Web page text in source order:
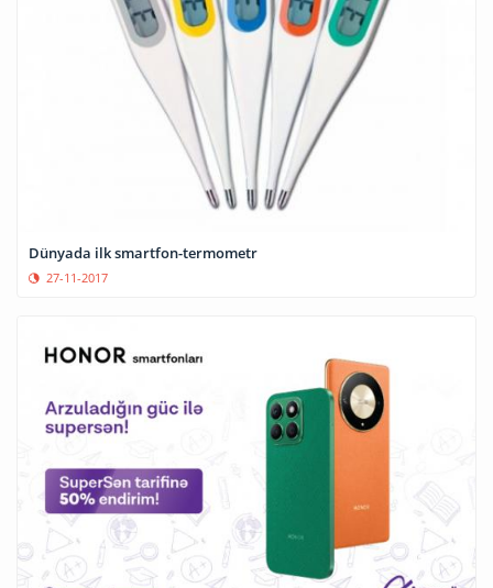
Dünyada ilk smartfon-termometr
27-11-2017